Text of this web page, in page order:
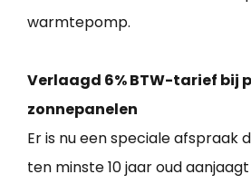
warmtepomp.
Verlaagd 6% BTW-tarief bij
zonnepanelen
Er is nu een speciale afspraak
ten minste 10 jaar oud